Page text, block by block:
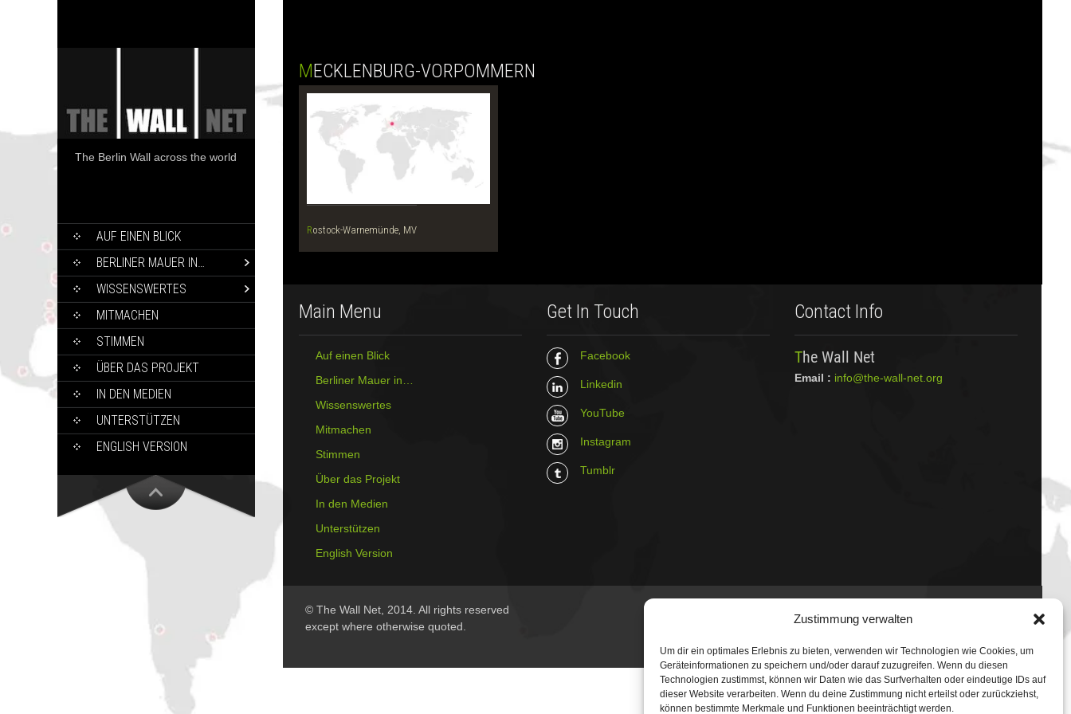
Zustimmung verwalten
Um dir ein optimales Erlebnis zu bieten, verwenden wir Technologien wie Cookies, um
Geräteinformationen zu speichern und/oder darauf zuzugreifen. Wenn du diesen
Technologien zustimmst, können wir Daten wie das Surfverhalten oder eindeutige IDs auf
dieser Website verarbeiten. Wenn du deine Zustimmung nicht erteilst oder zurückziehst,
können bestimmte Merkmale und Funktionen beeinträchtigt werden.
The Berlin Wall across the world
SKIP
CONTENT
AUF EINEN BLICK
BERLINER MAUER IN…
WISSENSWERTES
MITMACHEN
STIMMEN
ÜBER DAS PROJEKT
IN DEN MEDIEN
UNTERSTÜTZEN
ENGLISH VERSION
MECKLENBURG-VORPOMMERN
Rostock-Warnemünde, MV
Main Menu
Auf einen Blick
Berliner Mauer in…
Wissenswertes
Mitmachen
Stimmen
Über das Projekt
In den Medien
Unterstützen
English Version
Get In Touch
Facebook
Linkedin
YouTube
Instagram
Tumblr
Contact Info
The Wall Net
Email : info@the-wall-net.org
© The Wall Net, 2014. All rights reserved
except where otherwise quoted.
Registriert inTransparenzdatenbank